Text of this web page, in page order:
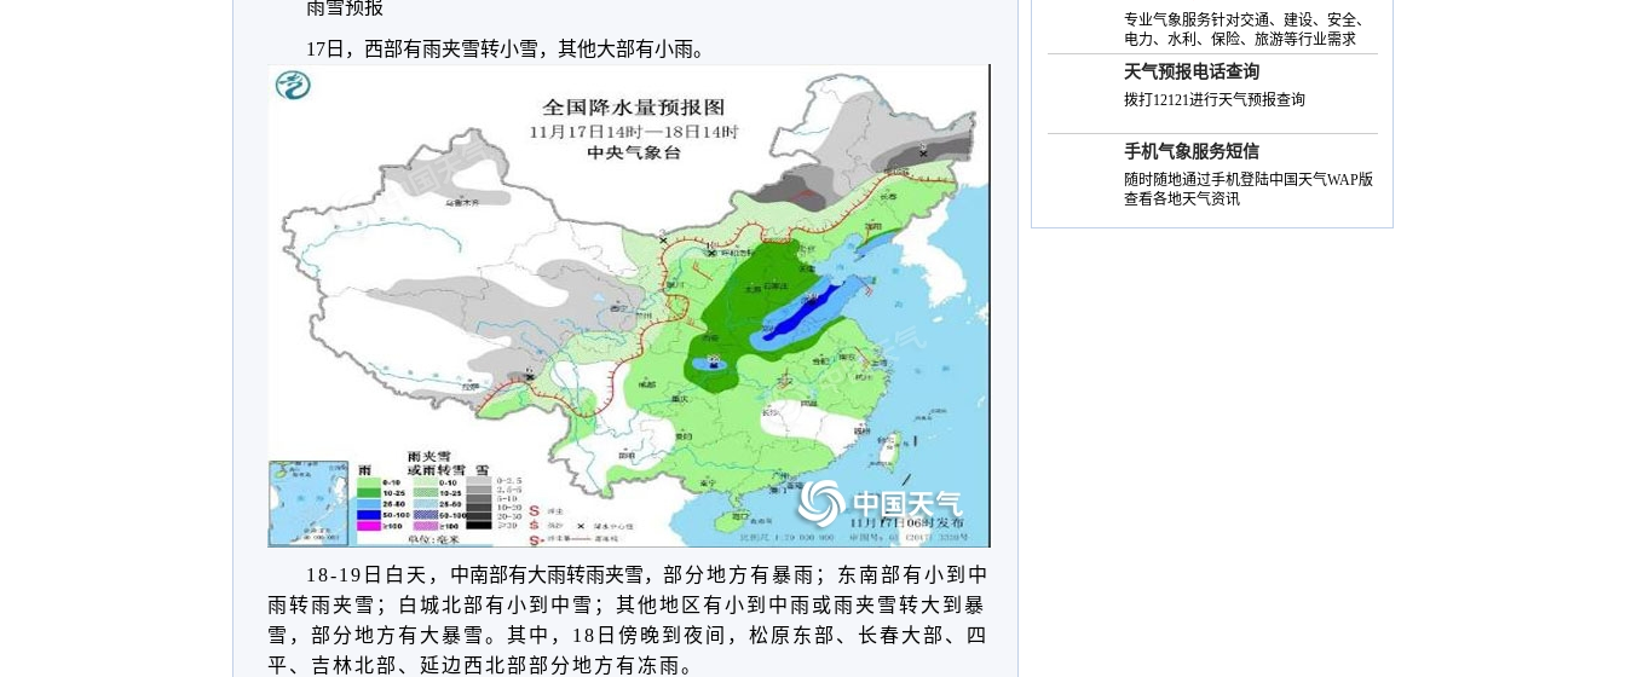
雨雪预报
17日，西部有雨夹雪转小雪，其他大部有小雨。
18-19日白天， 中南部有大雨转雨夹雪， 部分地方有暴雨 ；东南部有小到中
雨转雨夹雪；白城北部有小到中雪；其他地区有小到中雨或雨夹雪转大到 暴
雪 ，部分地方有 大暴雪。其中，18日傍晚到夜间，松原东部、长春大部、四
平、吉林北部、延边西北部部分地方有 冻雨。
专业气象服务针对交通、建设、安全、
电力、水利、保险、旅游等行业需求
天气预报电话查询
拨打12121进行天气预报查询
手机气象服务短信
随时随地通过手机登陆中国天气WAP版
查看各地天气资讯